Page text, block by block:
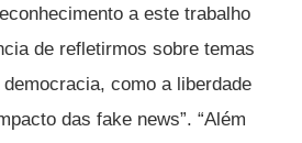
a este trabalho
de refletirmos sobre temas
como a liberdade
das fake news”. “Além